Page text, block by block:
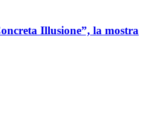
Illusione”, la mostra